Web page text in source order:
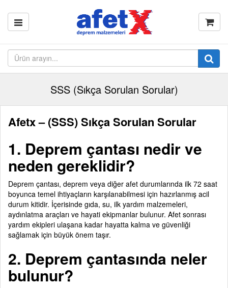
SSS (Sıkça Sorulan Sorular)
Afetx –(SSS)Sıkça Sorulan Sorular
1. Deprem çantası nedir ve
neden gereklidir?
Deprem çantası, deprem veya diğer afet durumlarında ilk 72 saat
boyunca temel ihtiyaçların karşılanabilmesi için hazırlanmış acil
durum kitidir. İçerisinde gıda, su, ilk yardım malzemeleri,
aydınlatma araçları ve hayati ekipmanlar bulunur. Afet sonrası
yardım ekipleri ulaşana kadar hayatta kalma ve güvenliği
sağlamak için büyük önem taşır.
2. Deprem çantasında neler
bulunur?